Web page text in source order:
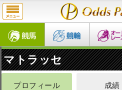
マトラッセ
プロフィール 成績